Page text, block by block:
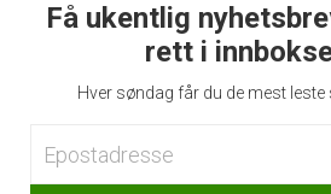
Få ukentlig
rett i
Hver søndag får du de mest